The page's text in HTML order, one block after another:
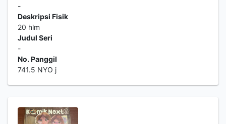
-
Deskripsi Fisik
20 hlm
Judul Seri
-
No. Panggil
741.5 NYO j